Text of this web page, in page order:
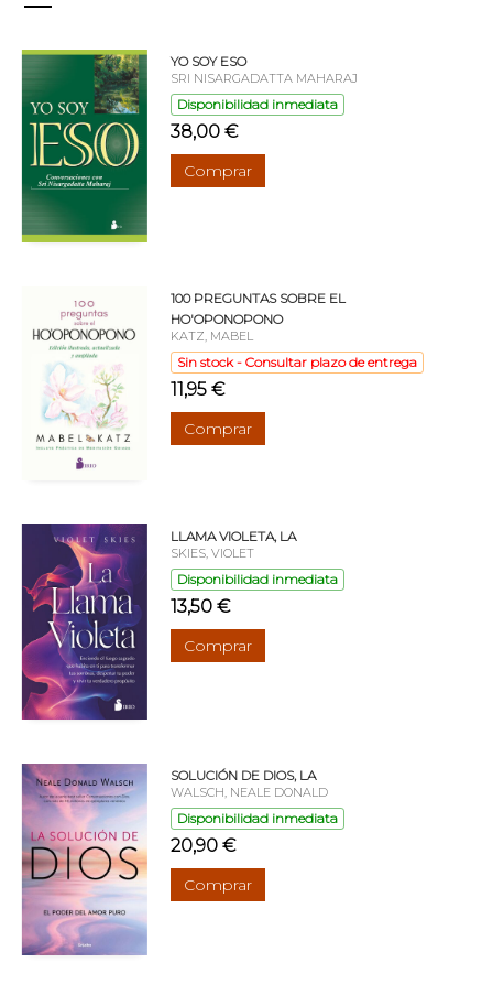
YO SOY ESO
SRI NISARGADATTA MAHARAJ
Disponibilidad inmediata
38,00 €
Comprar
100 PREGUNTAS SOBRE EL
HO'OPONOPONO
KATZ, MABEL
Sin stock - Consultar plazo de entrega
11,95 €
Comprar
LLAMA VIOLETA, LA
SKIES, VIOLET
Disponibilidad inmediata
13,50 €
Comprar
SOLUCIÓN DE DIOS, LA
WALSCH, NEALE DONALD
Disponibilidad inmediata
20,90 €
Comprar